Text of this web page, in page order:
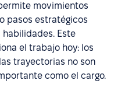
movimientos
pasos estratégicos
Este
el trabajo hoy: los
trayectorias no son
como el cargo.